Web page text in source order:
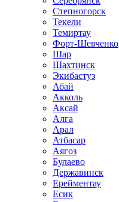
Степногорск
Текели
Темиртау
Форт-Шевченко
Шар
Шахтинск
Экибастуз
Абай
Акколь
Аксай
Алга
Арал
Атбасар
Аягоз
Булаево
Державинск
Ерейментау
Есик